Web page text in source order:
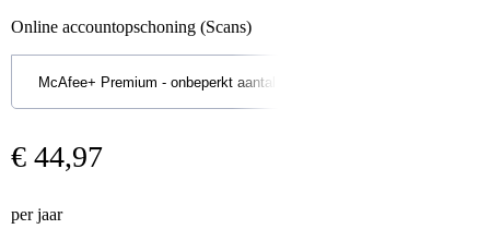
Online accountopschoning (Scans)
€ 44,97
per jaar